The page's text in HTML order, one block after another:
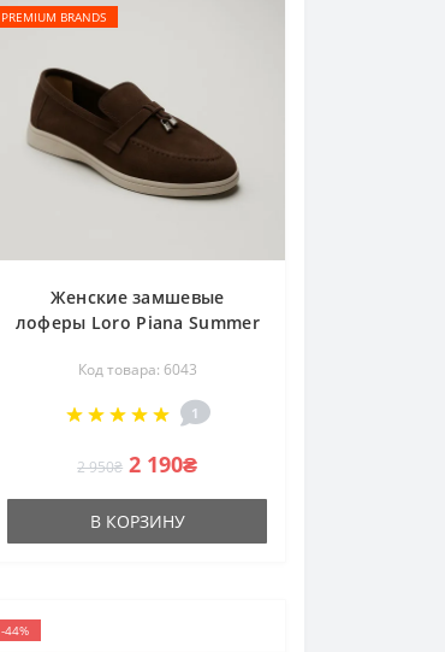
PREMIUM BRANDS
Женские замшевые
лоферы Loro Piana Summer
1098ТZ-E 340-3041-36 C 6043
шоколадного цвета
Код товара: 6043
1
2 950₴ 2 190₴
В КОРЗИНУ
-44%